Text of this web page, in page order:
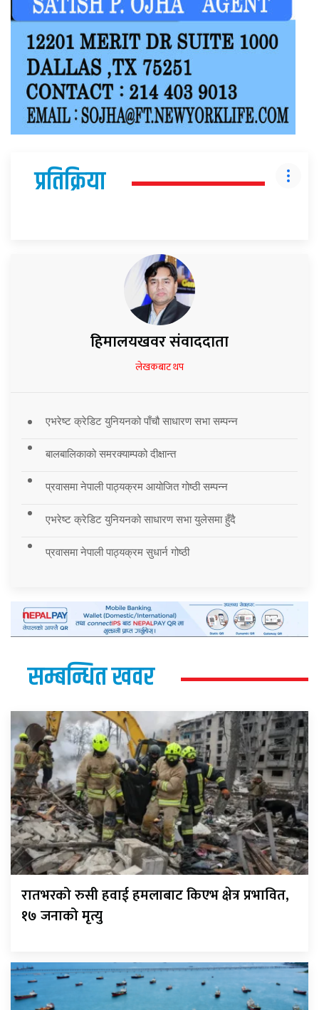
प्रतिक्रिया
हिमालयखवर संवाददाता
लेखकबाट थप
एभरेष्ट क्रेडिट युनियनको पाँचौ साधारण सभा सम्पन्न
बालबालिकाको समरक्याम्पको दीक्षान्त
प्रवासमा नेपाली पाठ्यक्रम आयोजित गोष्ठी सम्पन्न
एभरेष्ट क्रेडिट युनियनको साधारण सभा युलेसमा हुँदै
प्रवासमा नेपाली पाठ्यक्रम सुधार्न गोष्ठी
सम्बन्धित खवर
रातभरको रुसी हवाई हमलाबाट किएभ क्षेत्र प्रभावित,
१७ जनाको मृत्यु